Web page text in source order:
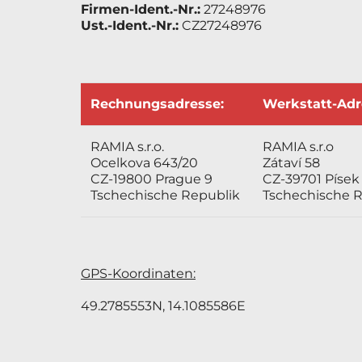
Firmen-Ident.-Nr.: 27248976
Ust.-Ident.-Nr.: CZ27248976
Rechnungsadresse: Werkstatt-
RAMIA s.r.o.
Ocelkova 643/20
CZ-19800 Prague 9
Tschechische Republik
RAMIA s.r.o
Zátaví 58
CZ-39701 Písek
Tschechische
GPS-Koordinaten:
49.2785553N, 14.1085586E